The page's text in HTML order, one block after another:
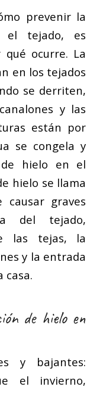
prevenir la
el tejado, es
ocurre. La
en los tejados
se derriten,
y las
están por
se congela y
de hielo en el
hielo se llama
causar graves
del tejado,
las tejas, la
y la entrada
casa.
de hielo en
y bajantes:
el invierno,